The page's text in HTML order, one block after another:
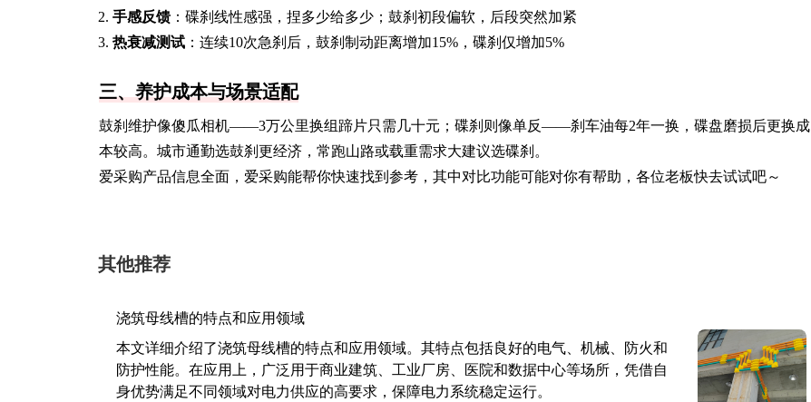
手感反馈 ：碟刹线性感强，捏多少给多少；鼓刹初段偏软，后段突然加紧
热衰减测试 ：连续10次急刹后，鼓刹制动距离增加15%，碟刹仅增加5%
三、养护成本与场景适配
鼓刹维护像傻瓜相机——3万公里换组蹄片只需几十元；碟刹则像单反——刹车油每2年一换，碟盘磨损后更换成
本较高。城市通勤选鼓刹更经济，常跑山路或载重需求大建议选碟刹。
爱采购产品信息全面，爱采购能帮你快速找到参考，其中对比功能可能对你有帮助，各位老板快去试试吧～
其他推荐
浇筑母线槽的特点和应用领域
本文详细介绍了浇筑母线槽的特点和应用领域。其特点包括良好的电气、机械、防火和
防护性能。在应用上，广泛用于商业建筑、工业厂房、医院和数据中心等场所，凭借自
身优势满足不同领域对电力供应的高要求，保障电力系统稳定运行。